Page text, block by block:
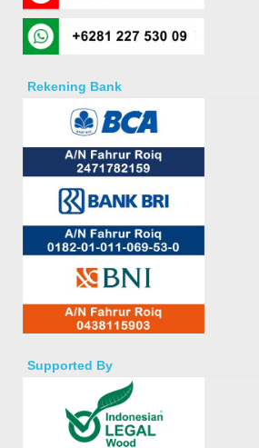
Rekening Bank
Supported By